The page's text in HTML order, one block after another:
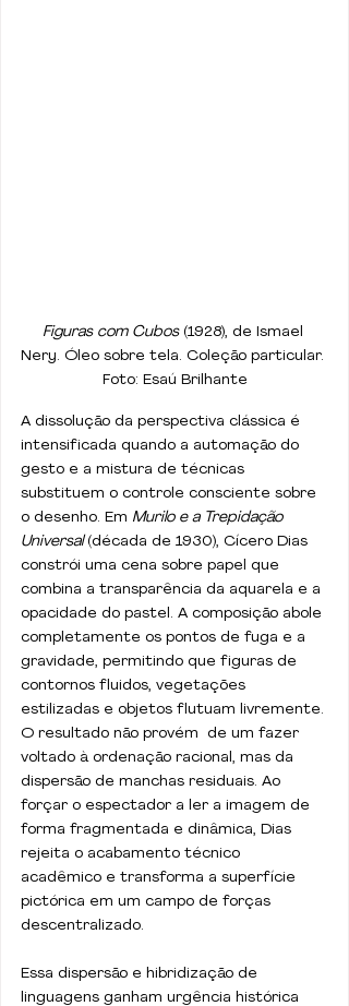
Figuras com Cubos (1928), de Ismael
Nery. Óleo sobre tela. Coleção particular.
Foto: Esaú Brilhante
A dissolução da perspectiva clássica é
intensificada quando a automação do
gesto e a mistura de técnicas
substituem o controle consciente sobre
o desenho. Em Murilo e a Trepidação
Universal (década de 1930), Cícero Dias
constrói uma cena sobre papel que
combina a transparência da aquarela e a
opacidade do pastel. A composição abole
completamente os pontos de fuga e a
gravidade, permitindo que figuras de
contornos fluidos, vegetações
estilizadas e objetos flutuam livremente.
O resultado não provém  de um fazer
voltado à ordenação racional, mas da
dispersão de manchas residuais. Ao
forçar o espectador a ler a imagem de
forma fragmentada e dinâmica, Dias
rejeita o acabamento técnico
acadêmico e transforma a superfície
pictórica em um campo de forças
descentralizado.
Essa dispersão e hibridização de
linguagens ganham urgência histórica